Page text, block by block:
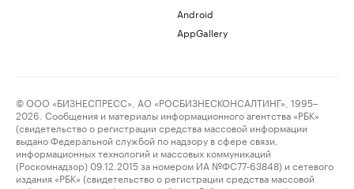
Android
AppGallery
© ООО «БИЗНЕСПРЕСС», АО «РОСБИЗНЕСКОНСАЛТИНГ», 1995–
2026. Сообщения и материалы информационного агентства «РБК»
(свидетельство о регистрации средства массовой информации
выдано Федеральной службой по надзору в сфере связи,
информационных технологий и массовых коммуникаций
(Роскомнадзор) 09.12.2015 за номером ИА №ФС77-63848) и сетевого
издания «РБК» (свидетельство о регистрации средства массовой